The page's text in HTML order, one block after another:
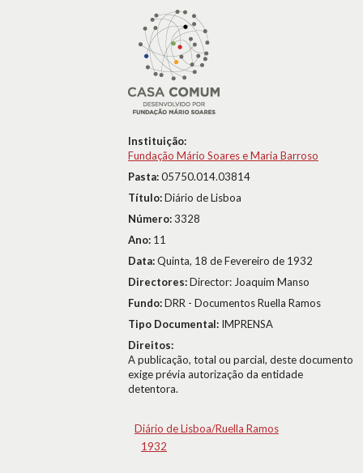
Instituição:
Fundação Mário Soares e Maria Barroso
Pasta:05750.014.03814
Título:Diário de Lisboa
Número:3328
Ano: 11
Data:Quinta, 18 de Fevereiro de 1932
Directores:Director: Joaquim Manso
Fundo:DRR - Documentos Ruella Ramos
Tipo Documental: IMPRENSA
Direitos:
A publicação, total ou parcial, deste documento
exige prévia autorização da entidade
detentora.
Diário de Lisboa/Ruella Ramos
1932